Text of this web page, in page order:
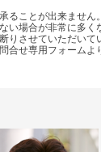
ることが出来ません。
場合が非常に多く
させていただいて
せ専用フォームよ